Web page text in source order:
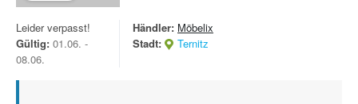
Leider verpasst!
Gültig: 01.06. -
08.06.
Händler: Möbelix
Stadt:
Ternitz